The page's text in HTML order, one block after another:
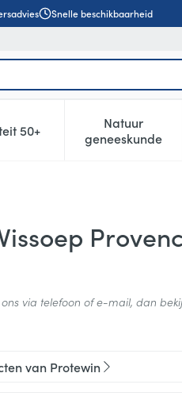
Snelle beschikbaarheid
categorieen kinderen
50+
Toon submenu voor Vitaliteit
Natuur
geneeskunde
Toon
6
via telefoon of e-mail, dan
van Protewin